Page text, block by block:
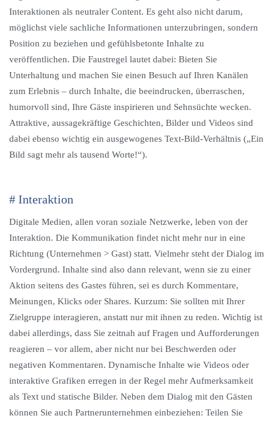
Interaktionen als neutraler Content. Es geht also nicht darum,
möglichst viele sachliche Informationen unterzubringen, sondern
Position zu beziehen und gefühlsbetonte Inhalte zu
veröffentlichen. Die Faustregel lautet dabei: Bieten Sie
Unterhaltung und machen Sie einen Besuch auf Ihren Kanälen
zum Erlebnis – durch Inhalte, die beeindrucken, überraschen,
humorvoll sind, Ihre Gäste inspirieren und Sehnsüchte wecken.
Attraktive, aussagekräftige Geschichten, Bilder und Videos sind
dabei ebenso wichtig ein ausgewogenes Text-Bild-Verhältnis („Ein
Bild sagt mehr als tausend Worte!“).
# Interaktion
Digitale Medien, allen voran soziale Netzwerke, leben von der
Interaktion. Die Kommunikation findet nicht mehr nur in eine
Richtung (Unternehmen > Gast) statt. Vielmehr steht der Dialog im
Vordergrund. Inhalte sind also dann relevant, wenn sie zu einer
Aktion seitens des Gastes führen, sei es durch Kommentare,
Meinungen, Klicks oder Shares. Kurzum: Sie sollten mit Ihrer
Zielgruppe interagieren, anstatt nur mit ihnen zu reden. Wichtig ist
dabei allerdings, dass Sie zeitnah auf Fragen und Aufforderungen
reagieren – vor allem, aber nicht nur bei Beschwerden oder
negativen Kommentaren. Dynamische Inhalte wie Videos oder
interaktive Grafiken erregen in der Regel mehr Aufmerksamkeit
als Text und statische Bilder. Neben dem Dialog mit den Gästen
können Sie auch Partnerunternehmen einbeziehen: Teilen Sie